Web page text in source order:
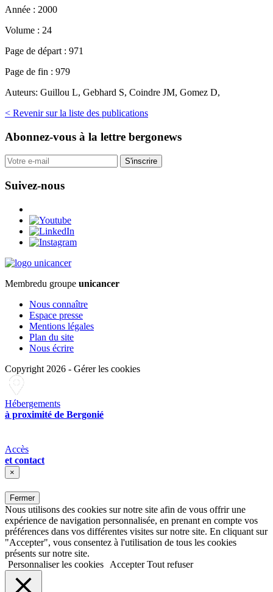
Année : 2000
Volume : 24
Page de départ : 971
Page de fin : 979
Auteurs: Guillou L, Gebhard S, Coindre JM, Gomez D,
< Revenir sur la liste des publications
Abonnez-vous à la lettre bergonews
S'inscrire
Suivez-nous
Membredu groupe unicancer
Nous connaître
Espace presse
Mentions légales
Plan du site
Nous écrire
Copyright 2026 - Gérer les cookies
Hébergements
à proximité de Bergonié
Accès
et contact
×
Fermer
Nous utilisons des cookies sur notre site afin de vous offrir une
expérience de navigation personnalisée, en prenant en compte vos
préférences dans vos différentes visites sur notre site. En cliquant sur
"Accepter", vous consentez à l'utilisation de tous les cookies
présents sur notre site.
Personnaliser les cookies
Accepter Tout refuser